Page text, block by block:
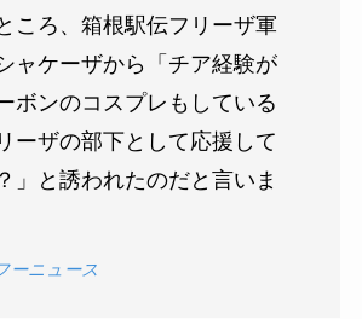
ころ、箱根駅伝フリーザ軍
ャケーザから「チア経験が
ボンのコスプレもしている
ーザの部下として応援して
」と誘われたのだと言いま
ーニュース